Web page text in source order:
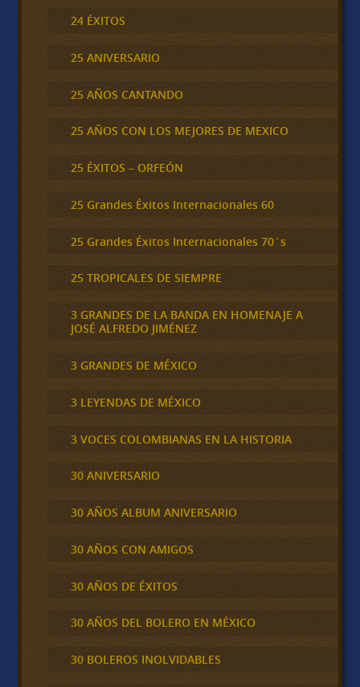
24 ÉXITOS
25 ANIVERSARIO
25 AÑOS CANTANDO
25 AÑOS CON LOS MEJORES DE MEXICO
25 ÉXITOS – ORFEÓN
25 Grandes Éxitos Internacionales 60
25 Grandes Éxitos Internacionales 70´s
25 TROPICALES DE SIEMPRE
3 GRANDES DE LA BANDA EN HOMENAJE A
JOSÉ ALFREDO JIMÉNEZ
3 GRANDES DE MÉXICO
3 LEYENDAS DE MÉXICO
3 VOCES COLOMBIANAS EN LA HISTORIA
30 ANIVERSARIO
30 AÑOS ALBUM ANIVERSARIO
30 AÑOS CON AMIGOS
30 AÑOS DE ÉXITOS
30 AÑOS DEL BOLERO EN MÉXICO
30 BOLEROS INOLVIDABLES